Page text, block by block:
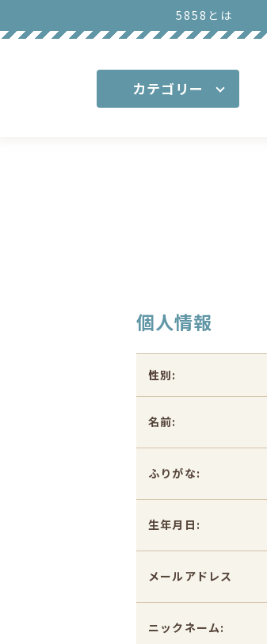
5858とは
カテゴリー
個人情報
性別:
名前:
ふりがな:
生年月日:
メールアドレス
ニックネーム: